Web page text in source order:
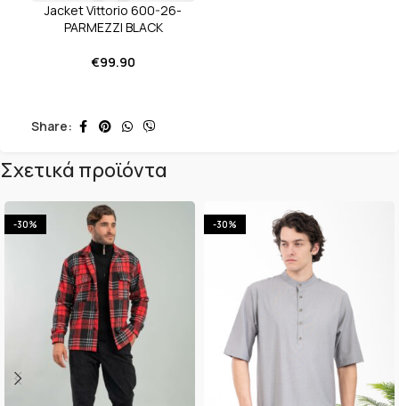
Jacket Vittorio 600-26-
PARMEZZI BLACK
€99.90
Share:
Σχετικά προϊόντα
-30% -30%